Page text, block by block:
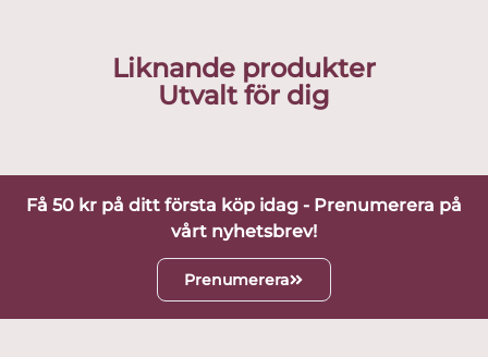
Liknande produkter
Utvalt för dig
Få 50 kr på ditt första köp idag - Prenumerera på
vårt nyhetsbrev!
Prenumerera